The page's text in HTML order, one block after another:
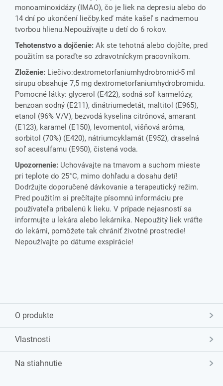
monoaminoxidázy (IMAO), čo je liek na depresiu alebo do
14 dní po ukončení liečby.keď máte kašeľ s nadmernou
tvorbou hlienu.Nepoužívajte u detí do 6 rokov.
Tehotenstvo a dojčenie: Ak ste tehotná alebo dojčíte, pred
použitím sa poraďte so zdravotníckym pracovníkom.
Zloženie: Liečivo:dextrometorfaniumhydrobromid-5 ml
sirupu obsahuje 7,5 mg dextrometorfaniumhydrobromidu.
Pomocné látky: glycerol (E422), sodná soľ karmelózy,
benzoan sodný (E211), dinátriumedetát, maltitol (E965),
etanol (96% V/V), bezvodá kyselina citrónová, amarant
(E123), karamel (E150), levomentol, višňová aróma,
sorbitol (70%) (E420), nátriumcyklamát (E952), draselná
soľ acesulfamu (E950), čistená voda.
Upozornenie: Uchovávajte na tmavom a suchom mieste
pri teplote do 25°C, mimo dohľadu a dosahu detí!
Dodržujte doporučené dávkovanie a terapeutický režim.
Pred použitím si prečítajte písomnú informáciu pre
používateľa pribalenú k lieku. V prípade nejasností sa
informujte u lekára alebo lekárnika. Nepoužitý liek vráťte
do lekárni, pomôžete tak chrániť životné prostredie!
Nepoužívajte po dátume exspirácie!
O produkte
Vlastnosti
Na stiahnutie